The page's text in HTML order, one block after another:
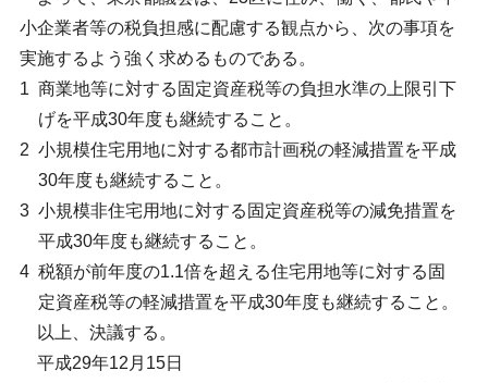
小企業者等の税負担感に配慮する観点から、次の事項を
実施するよう強く求めるものである。
1 商業地等に対する固定資産税等の負担水準の上限引下
げを平成30年度も継続すること。
2 小規模住宅用地に対する都市計画税の軽減措置を平成
30年度も継続すること。
3 小規模非住宅用地に対する固定資産税等の減免措置を
平成30年度も継続すること。
4 税額が前年度の1.1倍を超える住宅用地等に対する固
定資産税等の軽減措置を平成30年度も継続すること。
以上、決議する。
平成29年12月15日